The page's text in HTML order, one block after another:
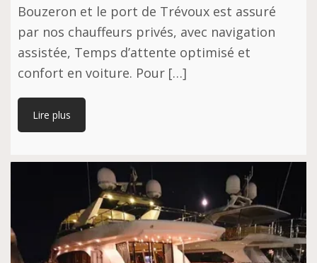
Bouzeron et le port de Trévoux est assuré
par nos chauffeurs privés, avec navigation
assistée, Temps d’attente optimisé et
confort en voiture. Pour […]
Lire plus